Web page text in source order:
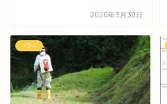
2020年3月30日
コラム